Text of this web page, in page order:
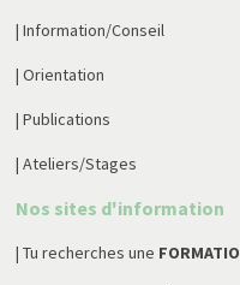
| Information/Conseil
| Orientation
| Publications
| Ateliers/Stages
Nos sites d'information
| Tu recherches une